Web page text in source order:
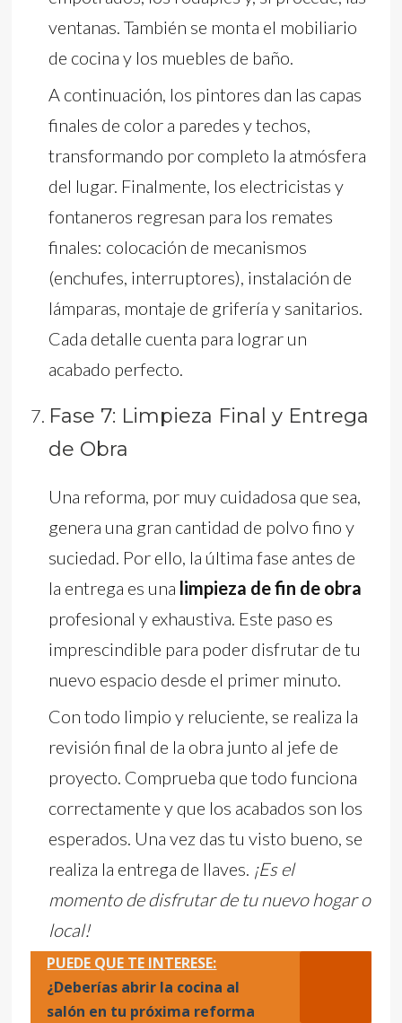
ventanas. También se monta el mobiliario
de cocina y los muebles de baño.
A continuación, los pintores dan las capas
finales de color a paredes y techos,
transformando por completo la atmósfera
del lugar. Finalmente, los electricistas y
fontaneros regresan para los remates
finales: colocación de mecanismos
(enchufes, interruptores), instalación de
lámparas, montaje de grifería y sanitarios.
Cada detalle cuenta para lograr un
acabado perfecto.
Fase 7: Limpieza Final y Entrega
de Obra
Una reforma, por muy cuidadosa que sea,
genera una gran cantidad de polvo fino y
suciedad. Por ello, la última fase antes de
la entrega es una limpieza de fin de obra
profesional y exhaustiva. Este paso es
imprescindible para poder disfrutar de tu
nuevo espacio desde el primer minuto.
Con todo limpio y reluciente, se realiza la
revisión final de la obra junto al jefe de
proyecto. Comprueba que todo funciona
correctamente y que los acabados son los
esperados. Una vez das tu visto bueno, se
realiza la entrega de llaves. ¡Es el
momento de disfrutar de tu nuevo hogar o
local!
PUEDE QUE TE INTERESE:
¿Deberías abrir la cocina al
salón en tu próxima reforma